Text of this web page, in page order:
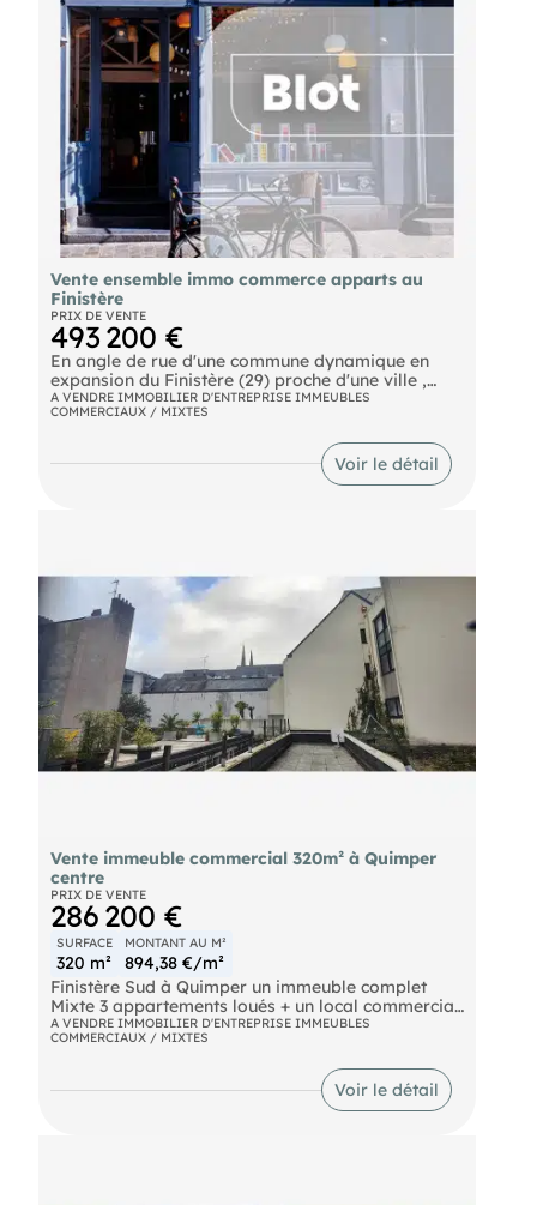
Vente ensemble immo commerce apparts au
Finistère
PRIX DE VENTE
493 200 €
En angle de rue d'une commune dynamique en
expansion du Finistère (29) proche d'une ville ,
investissez dans cette ensemble immobilier
composé de mur de commerce d'environ 130 m2
et 5 appartements de type 2 d'environ 30 m2
composées d une belle chambre une kitchenette
une salle d'eau et un appartement de type 6
valeur locative local offre de location convoité
avec peu d'offres. A saisir investissement sécurisé
A VENDRE IMMOBILIER D'ENTREPRISE IMMEUBLES
COMMERCIAUX / MIXTES
Voir le détail
Vente immeuble commercial 320m² à Quimper
centre
PRIX DE VENTE
286 200 €
SURFACE
320 m²
MONTANT AU M²
894,38 €/m²
Finistère Sud à Quimper un immeuble complet
Mixte 3 appartements loués + un local commercial
sans copropriété A VENDRE en centre ville Situé
tout prés des quais de l'Odet, de la cathédrale
Saint Corentin , des jardins de l'évéché, de la
préfecture Cet immeuble comprend une partie
commerciale et trois appartements type T2 et T1.
A VENDRE IMMOBILIER D'ENTREPRISE IMMEUBLES
COMMERCIAUX / MIXTES
Voir le détail